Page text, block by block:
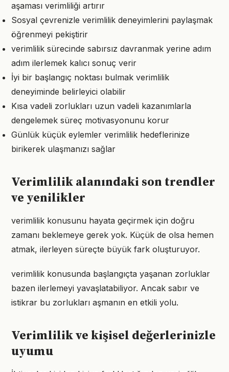
aşaması verimliliği artırır
Sosyal çevrenizle verimlilik deneyimlerini paylaşmak
öğrenmeyi pekiştirir
verimlilik sürecinde sabırsız davranmak yerine adım
adım ilerlemek kalıcı sonuç verir
İyi bir başlangıç noktası bulmak verimlilik
deneyiminde belirleyici olabilir
Kısa vadeli zorlukları uzun vadeli kazanımlarla
dengelemek süreç motivasyonunu korur
Günlük küçük eylemler verimlilik hedeflerinize
birikerek ulaşmanızı sağlar
Verimlilik alanındaki son trendler
ve yenilikler
verimlilik konusunu hayata geçirmek için doğru
zamanı beklemeye gerek yok. Küçük de olsa hemen
atmak, ilerleyen süreçte büyük fark oluşturuyor.
verimlilik konusunda başlangıçta yaşanan zorluklar
bazen ilerlemeyi yavaşlatabiliyor. Ancak sabır ve
istikrar bu zorlukları aşmanın en etkili yolu.
Verimlilik ve kişisel değerlerinizle
uyumu